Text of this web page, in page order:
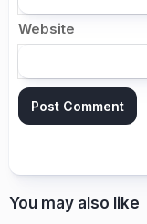
Website
You may also like